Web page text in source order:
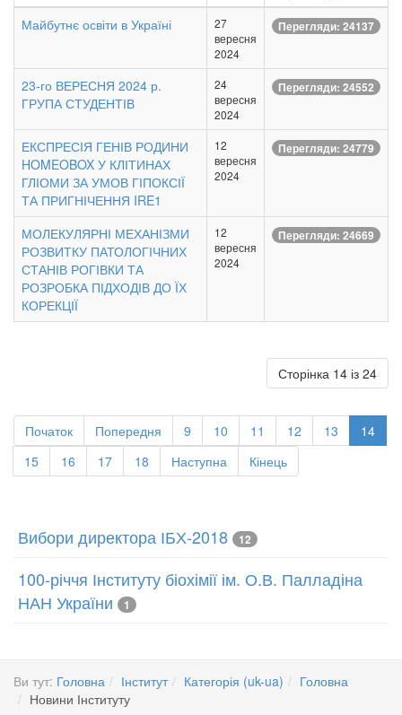
Майбутнє освіти в Україні
27
вересня
2024
Перегляди: 24137
23-го ВЕРЕСНЯ 2024 р.
ГРУПА СТУДЕНТІВ
24
вересня
2024
Перегляди: 24552
ЕКСПРЕСІЯ ГЕНІВ РОДИНИ
HOMEOBOX У КЛІТИНАХ
ГЛІОМИ ЗА УМОВ ГІПОКСІЇ
ТА ПРИГНІЧЕННЯ IRE1
12
вересня
2024
Перегляди: 24779
МОЛЕКУЛЯРНІ МЕХАНІЗМИ
РОЗВИТКУ ПАТОЛОГІЧНИХ
СТАНІВ РОГІВКИ ТА
РОЗРОБКА ПІДХОДІВ ДО ЇХ
КОРЕКЦІЇ
12
вересня
2024
Перегляди: 24669
Сторінка 14 із 24
Початок Попередня 9 10 11 12 13
14
15
16 17 18 Наступна Кінець
Вибори директора ІБХ-2018 12
100-річчя Інституту біохімії ім. О.В. Палладіна
НАН України
1
Ви тут: Головна Інститут Категорія (uk-ua)
Головна
Новини Інституту